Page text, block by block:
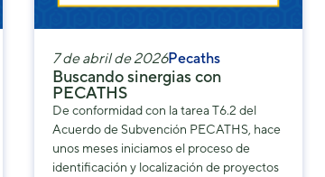
7 de abril de 2026Pecaths
Buscando sinergias con
PECATHS
De conformidad con la tarea T6.2 del
Acuerdo de Subvención PECATHS, hace
unos meses iniciamos el proceso de
identificación y localización de proyectos